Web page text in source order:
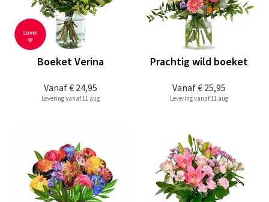
Vanaf€ 24,95
Boeket Verina
Levering vanaf 11 aug
Vanaf€ 25,95
Prachtig wild boeket
Levering vanaf 11 aug